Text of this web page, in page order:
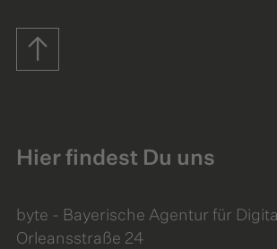
Hier findest Du uns
byte - Bayerische Agentur für
Orleansstraße 24